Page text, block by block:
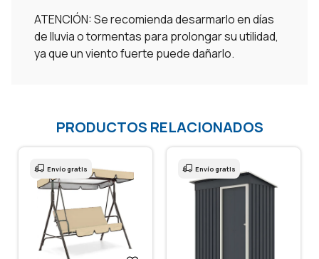
ATENCIÓN: Se recomienda desarmarlo en días
de lluvia o tormentas para prolongar su utilidad,
ya que un viento fuerte puede dañarlo.
PRODUCTOS RELACIONADOS
Envío gratis Envío gratis